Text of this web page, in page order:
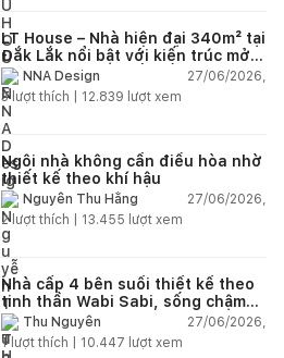
LT House – Nhà hiện đại 340m² tại
Đắk Lắk nổi bật với kiến trúc mở
và hệ sân vườn kết nối thiên
nhiên
NNA Design
27/06/2026,
3lượt thích | 12.839 lượt xem
Ngôi nhà không cần điều hòa nhờ
thiết kế theo khí hậu
Nguyễn Thu Hằng
27/06/2026,
2lượt thích | 13.455 lượt xem
Nhà cấp 4 bên suối thiết kế theo
tinh thần Wabi Sabi, sống chậm
giữa thiên nhiên
Thu Nguyễn
27/06/2026,
1lượt thích | 10.447 lượt xem